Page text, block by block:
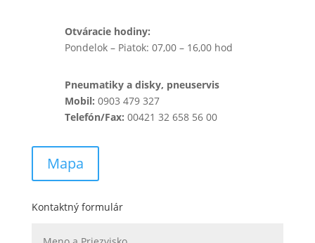
Otváracie hodiny:
Pondelok – Piatok: 07,00 – 16,00 hod
Pneumatiky a disky, pneuservis
Mobil: 0903 479 327
Telefón/Fax: 00421 32 658 56 00
Mapa
Kontaktný formulár